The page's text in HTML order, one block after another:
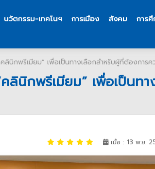
นวัตกรรม-เทคโนฯ การเมือง สังคม การ
ลินิกพรีเมียม” เพื่อเป็นทางเลือกสำหรับผู้ที่ต้องการค
ลินิกพรีเมียม” เพื่อเป็นท
เมื่อ : 13 พ.ย.